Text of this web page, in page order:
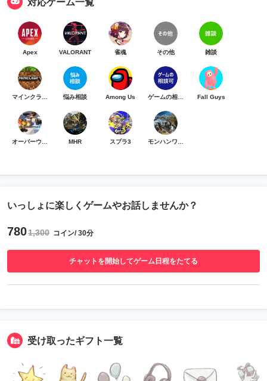
Apex VALORANT 雀魂 その他 雑談
悩み相談 Among Us Fall Guys
MHR スプラ3
いっしょに楽しくゲームやお話しませんか？
7801,300 コイン/ 30分
チャットを開始してゲーム日程をたてる
受け取ったギフト一覧